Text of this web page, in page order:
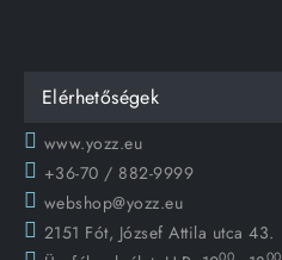
Elérhetőségek
www.yozz.eu
+36-70 / 882-9999
webshop@yozz.eu
2151 Fót, József Attila utca 43.